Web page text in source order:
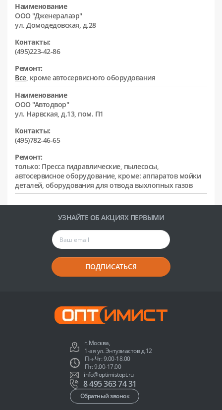
Наименование
ООО "Дженералаэр"
ул. Домодедовская, д.28
Контакты:
(495)223-42-86
Ремонт:
Все, кроме автосервисного оборудования
Наименование
ООО "Автодвор"
ул. Нарвская, д.13, пом. П1
Контакты:
(495)782-46-65
Ремонт:
только: Пресса гидравлические, пылесосы,
автосервисное оборудование, кроме: аппаратов мойки
деталей, оборудования для отвода выхлопных газов
УЗНАЙТЕ ОБ АКЦИЯХ ПЕРВЫМИ
ПОДПИСАТЬСЯ
г. Москва,
1-ая ул. Энтузиастов д.12
Пн-Чт: 9.00-18.00
Пт: 9.00-17.00
info@optimistopt.ru
8 495 363 74 31
Обратный звонок